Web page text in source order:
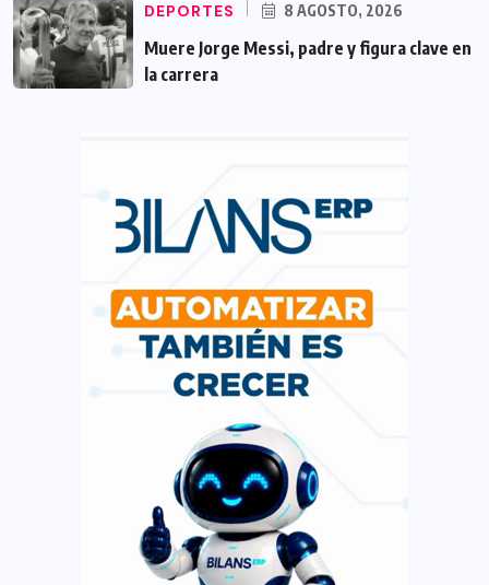
DEPORTES 8 AGOSTO, 2026
Muere Jorge Messi, padre y figura clave en
la carrera